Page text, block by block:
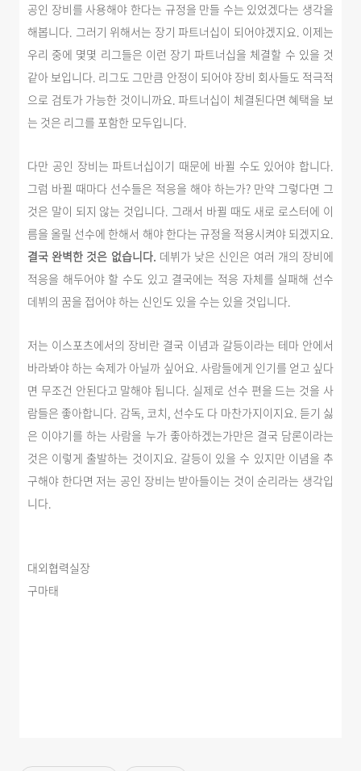
공인 장비를 사용해야 한다는 규정을 만들 수는 있었겠다는 생각을
해봅니다. 그러기 위해서는 장기 파트너십이 되어야겠지요. 이제는
우리 중에 몇몇 리그들은 이런 장기 파트너십을 체결할 수 있을 것
같아 보입니다. 리그도 그만큼 안정이 되어야 장비 회사들도 적극적
으로 검토가 가능한 것이니까요. 파트너십이 체결된다면 혜택을 보
는 것은 리그를 포함한 모두입니다.
다만 공인 장비는 파트너십이기 때문에 바뀔 수도 있어야 합니다.
그럼 바뀔 때마다 선수들은 적응을 해야 하는가? 만약 그렇다면 그
것은 말이 되지 않는 것입니다. 그래서 바뀔 때도 새로 로스터에 이
름을 올릴 선수에 한해서 해야 한다는 규정을 적용시켜야 되겠지요.
결국 완벽한 것은 없습니다. 데뷔가 낮은 신인은 여러 개의 장비에
적응을 해두어야 할 수도 있고 결국에는 적응 자체를 실패해 선수
데뷔의 꿈을 접어야 하는 신인도 있을 수는 있을 것입니다.
저는 이스포츠에서의 장비란 결국 이념과 갈등이라는 테마 안에서
바라봐야 하는 숙제가 아닐까 싶어요. 사람들에게 인기를 얻고 싶다
면 무조건 안된다고 말해야 됩니다. 실제로 선수 편을 드는 것을 사
람들은 좋아합니다. 감독, 코치, 선수도 다 마찬가지이지요. 듣기 싫
은 이야기를 하는 사람을 누가 좋아하겠는가만은 결국 담론이라는
것은 이렇게 출발하는 것이지요. 갈등이 있을 수 있지만 이념을 추
구해야 한다면 저는 공인 장비는 받아들이는 것이 순리라는 생각입
니다.
대외협력실장
구마태